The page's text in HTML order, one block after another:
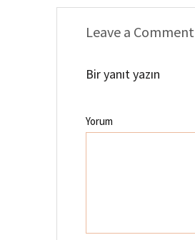
Leave a Comment
Bir yanıt yazın
Yorum